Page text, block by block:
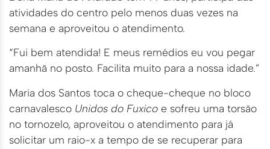
atividades do centro pelo menos duas vezes na
semana e aproveitou o atendimento.
“Fui bem atendida! E meus remédios eu vou pegar
amanhã no posto. Facilita muito para a nossa idade.”
Maria dos Santos toca o cheque-cheque no bloco
carnavalesco Unidos do Fuxico e sofreu uma torsão
no tornozelo, aproveitou o atendimento para já
solicitar um raio-x a tempo de se recuperar para